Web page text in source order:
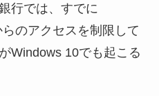
行では、すでに
のアクセスを制限して
Windows 10でも起こる